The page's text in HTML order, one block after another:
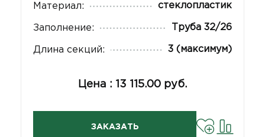
Материал: стеклопластик
Заполнение: Труба 32/26
Длина секций: 3 (максимум)
Цена : 13 115.00 руб.
ЗАКАЗАТЬ